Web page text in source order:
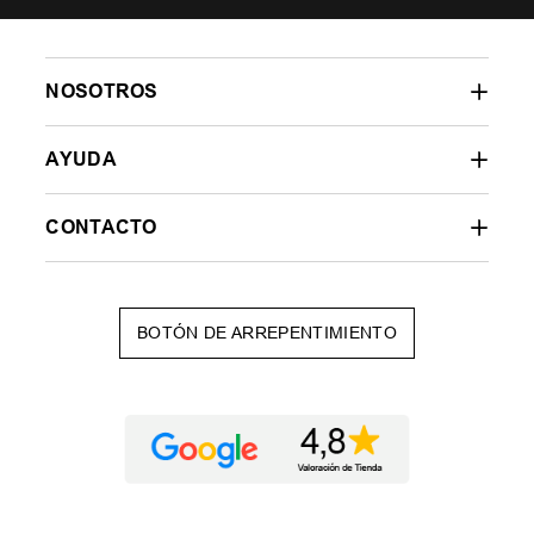
NOSOTROS
AYUDA
CONTACTO
BOTÓN DE ARREPENTIMIENTO